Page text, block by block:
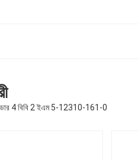
4 বিবি 2 ইএম 5-12310-161-0